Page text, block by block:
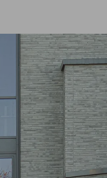
Farbklang